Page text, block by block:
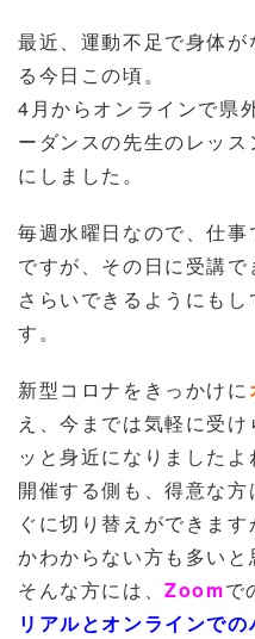
最近、運動不足で身体が
る今日この頃。
4月からオンラインで県
ーダンスの先生のレッス
にしました。
毎週水曜日なので、仕
ですが、その日に受講
さらいできるようにも
す。
新型コロナをきっかけに
え、今までは気軽に受け
ッと身近になりましたよ
開催する側も、得意な方
ぐに切り替えができます
かわからない方も多いと
そんな方には、Zoomで
リアルとオンラインで